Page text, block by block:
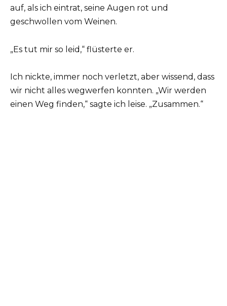
auf, als ich eintrat, seine Augen rot und
geschwollen vom Weinen.
„Es tut mir so leid,“ flüsterte er.
Ich nickte, immer noch verletzt, aber wissend, dass
wir nicht alles wegwerfen konnten. „Wir werden
einen Weg finden,“ sagte ich leise. „Zusammen.“